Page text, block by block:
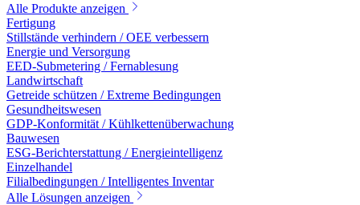
Alle Produkte anzeigen
Fertigung
Stillstände verhindern / OEE verbessern
Energie und Versorgung
EED-Submetering / Fernablesung
Landwirtschaft
Getreide schützen / Extreme Bedingungen
Gesundheitswesen
GDP-Konformität / Kühlkettenüberwachung
Bauwesen
ESG-Berichterstattung / Energieintelligenz
Einzelhandel
Filialbedingungen / Intelligentes Inventar
Alle Lösungen anzeigen